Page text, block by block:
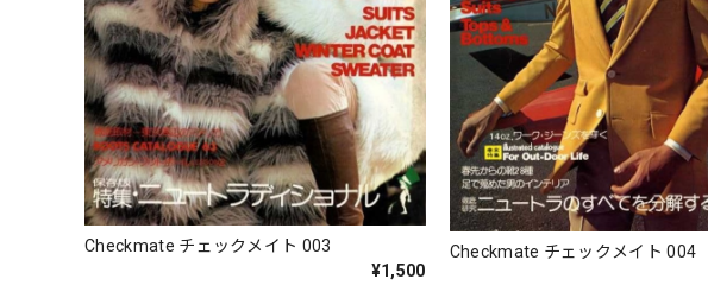
Checkmate チェックメイト 003
¥1,500
Checkmate チェックメイト 004